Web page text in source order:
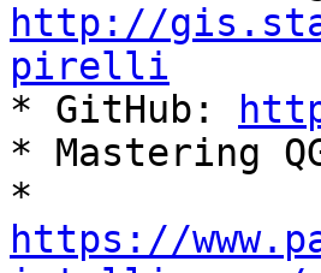
http://
pirelli
* GitHub:
* Mastering
https://